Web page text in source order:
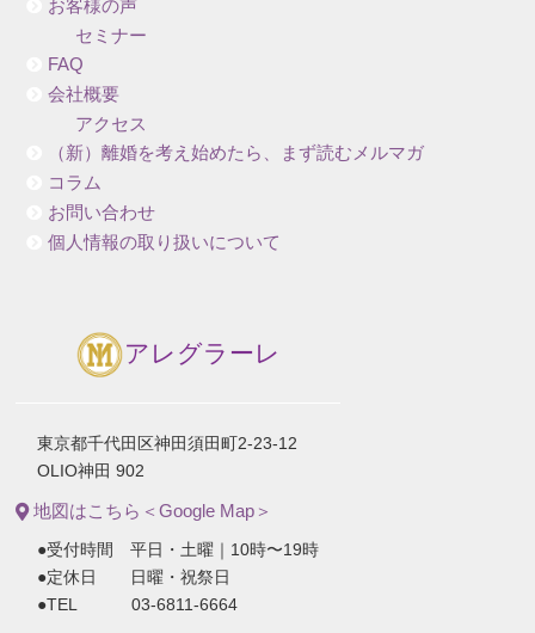
お客様の声
セミナー
FAQ
会社概要
アクセス
（新）離婚を考え始めたら、まず読むメルマガ
コラム
お問い合わせ
個人情報の取り扱いについて
アレグラーレ
東京都千代田区神田須田町2-23-12
OLIO神田 902
地図はこちら＜Google Map＞
●受付時間 平日・土曜｜10時〜19時
●定休日 日曜・祝祭日
●TEL 03-6811-6664